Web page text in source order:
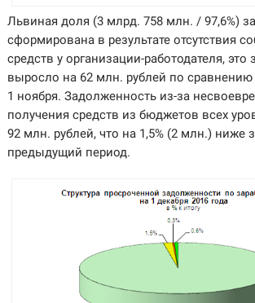
Львиная доля (3 млрд. 758 млн. / 97,6%)
сформирована в результате отсутствия
средств у организации-работодателя, это
выросло на 62 млн. рублей по сравнению
1 ноября. Задолженность из-за
получения средств из бюджетов всех
92 млн. рублей, что на 1,5% (2 млн.) ниже
предыдущий период.